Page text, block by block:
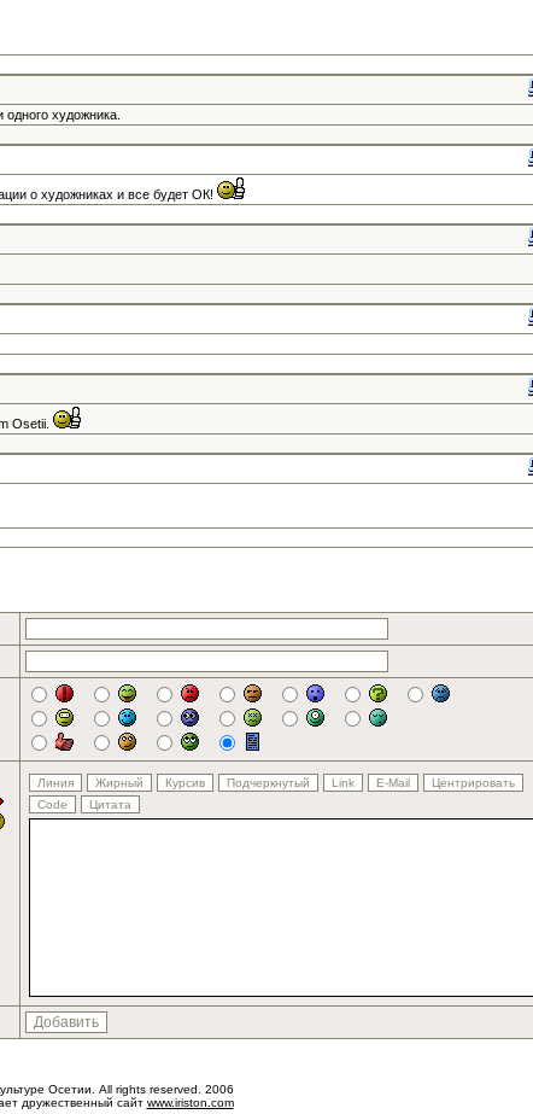
художника.
о художниках и все будет ОК!
Osetii.
Осетии. All rights reserved. 2006
дружественный сайт www.iriston.com